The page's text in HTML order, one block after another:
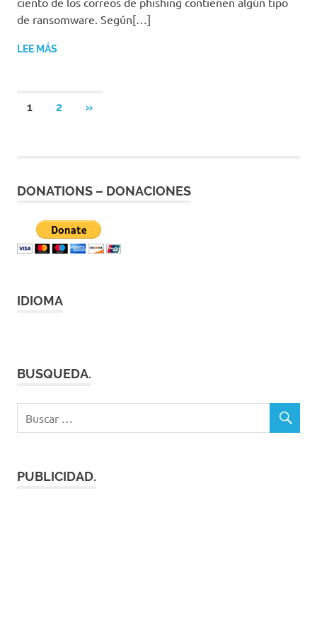
de ransomware. Según[…]
LEE MÁS
1 2
SIGUIENTES
»
DONATIONS – DONACIONES
IDIOMA
BUSQUEDA.
PUBLICIDAD.